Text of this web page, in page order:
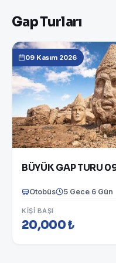
Gap Turları
09 Kasım 2026
BÜYÜK GAP TURU
Otobüs 5 Gece 6 Gün
KIŞI BAŞI
20,000 ₺